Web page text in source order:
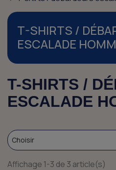
T-SHIRTS /
ESCALADE
T-SHIRTS /
ESCALADE
Choisir
Affichage 1-3 de 3 article(s)